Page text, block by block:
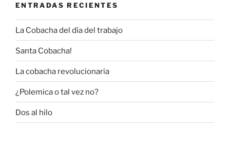
ENTRADAS RECIENTES
La Cobacha del día del trabajo
Santa Cobacha!
La cobacha revolucionaria
¿Polemica o tal vez no?
Dos al hilo